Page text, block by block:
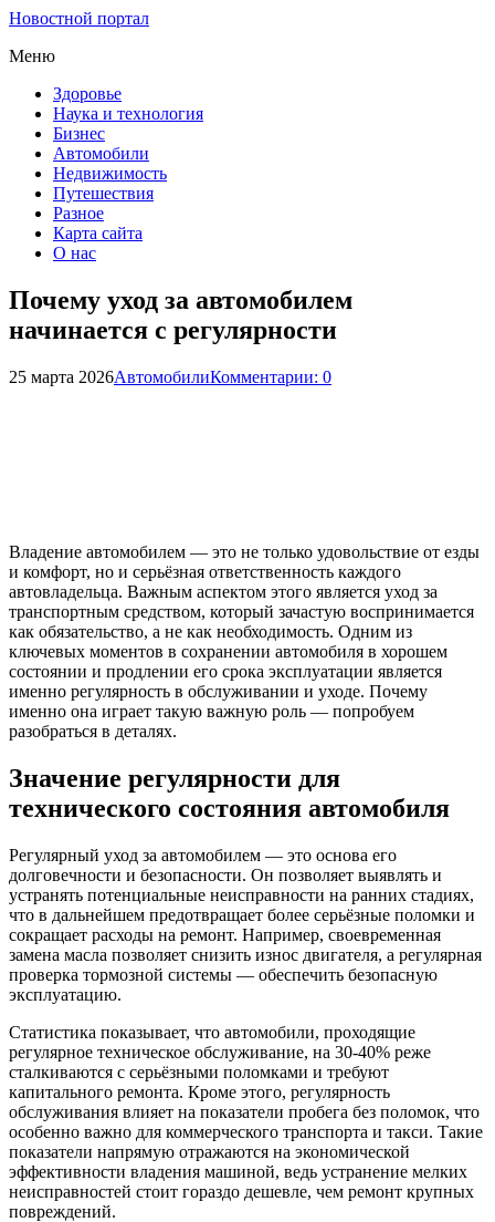
Новостной портал
Меню
Здоровье
Наука и технология
Бизнес
Автомобили
Недвижимость
Путешествия
Разное
Карта сайта
О нас
Почему уход за автомобилем
начинается с регулярности
25 марта 2026АвтомобилиКомментарии: 0
Владение автомобилем — это не только удовольствие от езды
и комфорт, но и серьёзная ответственность каждого
автовладельца. Важным аспектом этого является уход за
транспортным средством, который зачастую воспринимается
как обязательство, а не как необходимость. Одним из
ключевых моментов в сохранении автомобиля в хорошем
состоянии и продлении его срока эксплуатации является
именно регулярность в обслуживании и уходе. Почему
именно она играет такую важную роль — попробуем
разобраться в деталях.
Значение регулярности для
технического состояния автомобиля
Регулярный уход за автомобилем — это основа его
долговечности и безопасности. Он позволяет выявлять и
устранять потенциальные неисправности на ранних стадиях,
что в дальнейшем предотвращает более серьёзные поломки и
сокращает расходы на ремонт. Например, своевременная
замена масла позволяет снизить износ двигателя, а регулярная
проверка тормозной системы — обеспечить безопасную
эксплуатацию.
Статистика показывает, что автомобили, проходящие
регулярное техническое обслуживание, на 30-40% реже
сталкиваются с серьёзными поломками и требуют
капитального ремонта. Кроме этого, регулярность
обслуживания влияет на показатели пробега без поломок, что
особенно важно для коммерческого транспорта и такси. Такие
показатели напрямую отражаются на экономической
эффективности владения машиной, ведь устранение мелких
неисправностей стоит гораздо дешевле, чем ремонт крупных
повреждений.